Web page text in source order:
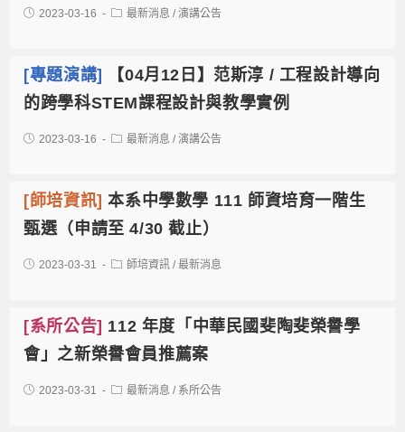
2023-03-16 最新消息 / 演講公告
[專題演講]
【04月12日】范斯淳 / 工程設計導向
的跨學科STEM課程設計與教學實例
2023-03-16 最新消息 / 演講公告
[師培資訊]本系中學數學 111 師資培育一階生
甄選（申請至 4/30 截止）
2023-03-31 師培資訊 / 最新消息
[系所公告] 112 年度「中華民國斐陶斐榮譽學
會」之新榮譽會員推薦案
2023-03-31 最新消息 / 系所公告